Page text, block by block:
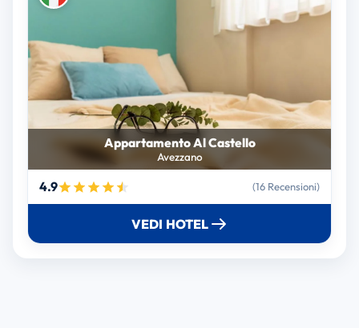
Appartamento Al Castello
Avezzano
4.9 (16 Recensioni)
VEDI HOTEL